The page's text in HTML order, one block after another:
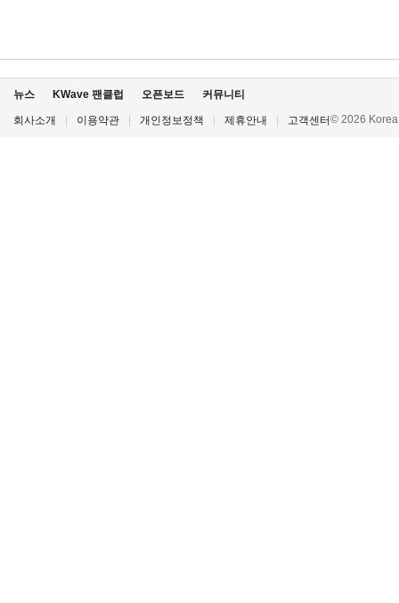
뉴스 KWave 팬클럽 오픈보드 커뮤니티
회사소개 이용약관 개인정보정책 제휴안내 고객센터© 2026